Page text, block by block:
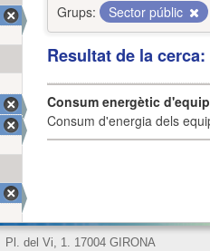
Grups:
Sector públic
Resultat de la
Consum energètic
Consum d'energia dels
Pl. del Vi, 1. 17004 GIRONA